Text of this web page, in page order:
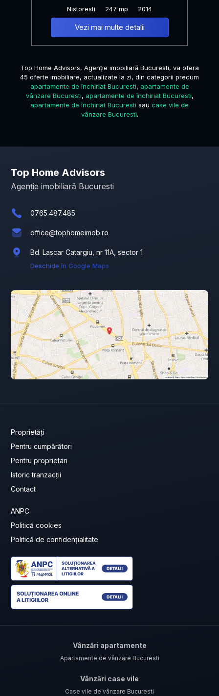
Nistoresti
247 mp 2014
Vezi mai multe detalii
Top Home Advisors, Agenție imobiliară Bucuresti, va ofera
45 oferte imobiliare, actualizate la zi, din categorii precum
apartamente de închiriat Bucuresti, apartamente de
vânzare Bucuresti, apartamente de închiriat Bucuresti,
apartamente de închiriat Bucuresti sau case vile de
vânzare Bucuresti.
Top Home Advisors
Agenție imobiliară Bucuresti
0765.487.485
office@tophomeimob.ro
Bd. Lascar Catargiu, nr 11A, sector 1
Deschide în Google Maps
Proprietăți
Pentru cumpărători
Pentru proprietari
Istoric tranzacții
Contact
ANPC
Politică cookies
Politică de confidențialitate
Vânzări apartamente
Apartamente de vânzare Bucuresti
Vânzări case vile
Case vile de vânzare Bucuresti